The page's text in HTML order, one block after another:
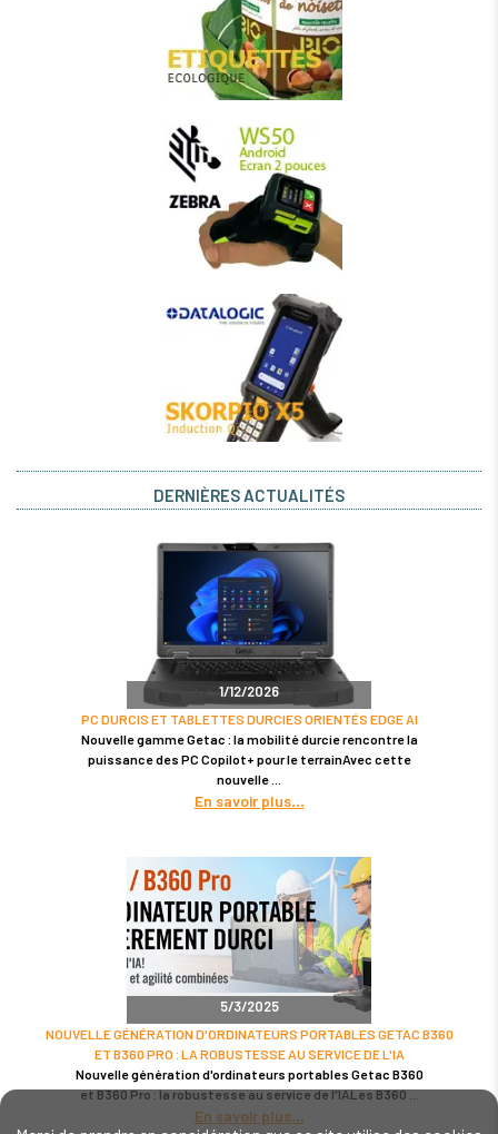
DERNIÈRES ACTUALITÉS
1/12/2026
PC DURCIS ET TABLETTES DURCIES ORIENTÉS EDGE AI
Nouvelle gamme Getac : la mobilité durcie rencontre la
puissance des PC Copilot+ pour le terrainAvec cette
nouvelle
En savoir plus
5/3/2025
NOUVELLE GÉNÉRATION D'ORDINATEURS PORTABLES GETAC B360
ET B360 PRO : LA ROBUSTESSE AU SERVICE DE L'IA
Nouvelle génération d'ordinateurs portables Getac B360
et B360 Pro : la robustesse au service de l'IALes B360
En savoir plus